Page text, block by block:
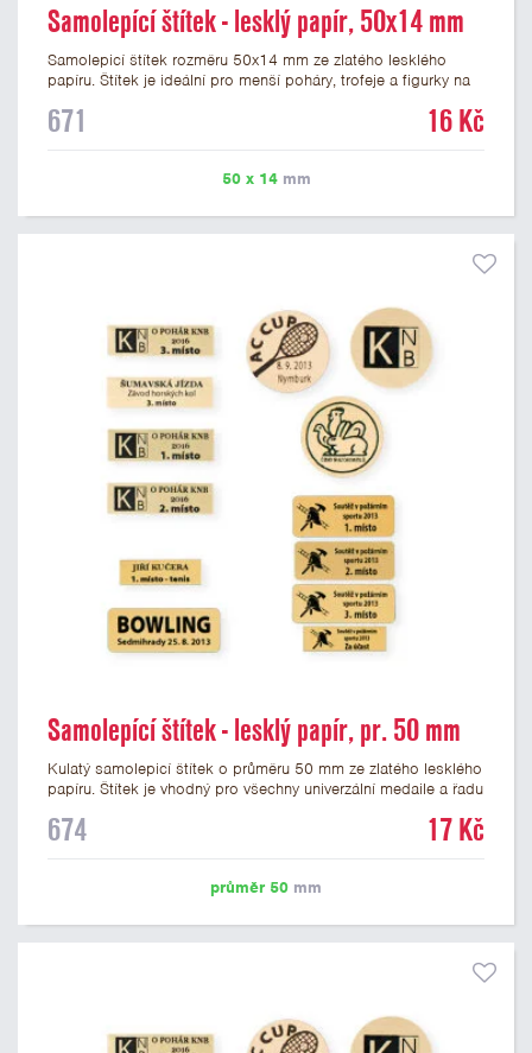
Samolepící štítek - lesklý papír, 50x14 mm
Samolepicí štítek rozměru 50x14 mm ze zlatého lesklého
papíru. Štítek je ideální pro menší poháry, trofeje a figurky na
libovolné logo nebo text. U textu doporučujeme maximálně 3
prvním kroku objednávky.
671 16 Kč
50 x 14mm
Samolepící štítek - lesklý papír, pr. 50 mm
Kulatý samolepicí štítek o průměru 50 mm ze zlatého lesklého
papíru. Štítek je vhodný pro všechny univerzální medaile a řadu
mm. Na štítek je možné vytisknout logo nebo text dle vašeho
674 17 Kč
průměr 50 mm